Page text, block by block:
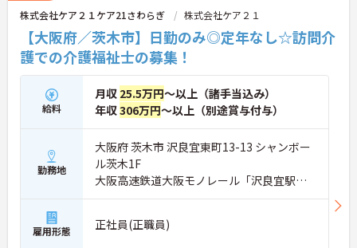
株式会社ケア２１ケア21さわらぎ 株式会社ケア２１
【大阪府／茨木市】日勤のみ◎定年なし☆訪問介
護での介護福祉士の募集！
給料
月収 25.5万円～以上（諸手当込み）
年収306万円～以上（別途賞与付与）
勤務地
大阪府 茨木市 沢良宜東町13-13 シャンボー
ル茨木1F
大阪高速鉄道大阪モノレール「沢良宜駅」
徒歩12分
雇用形態 正社員(正職員)